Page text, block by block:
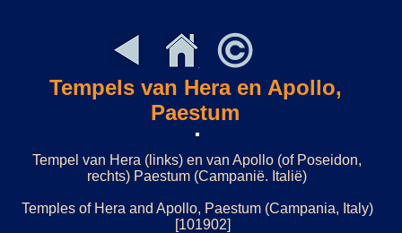
Tempels van Hera en Apollo,
Paestum
Tempel van Hera (links) en van Apollo (of Poseidon,
rechts) Paestum (Campanië. Italië)
Temples of Hera and Apollo, Paestum (Campania, Italy)
[101902]